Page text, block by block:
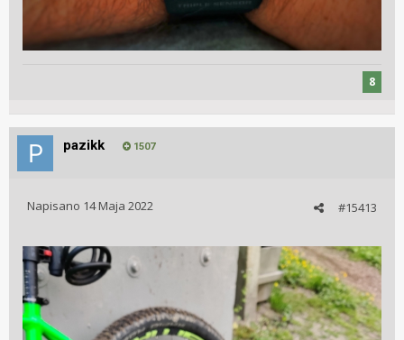
8
pazikk 1507
#15413
Napisano 14 Maja 2022